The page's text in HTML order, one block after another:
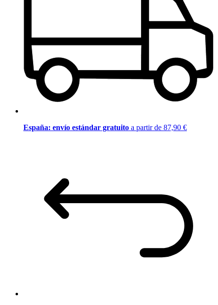
España: envío estándar gratuito a partir de 87,90 €